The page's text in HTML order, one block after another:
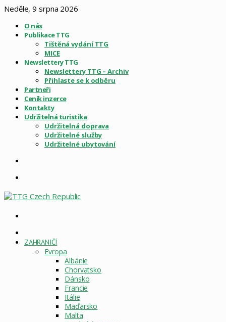
Neděle, 9 srpna 2026
O nás
Publikace TTG
Tištěná vydání TTG
MICE
Newslettery TTG
Newslettery TTG – Archiv
Přihlaste se k odběru
Partneři
Ceník inzerce
Kontakty
Udržitelná turistika
Udržitelná doprava
Udržitelné služby
Udržitelné ubytování
STRÁNKA
ZAHRANIČÍ
Evropa
Albánie
Chorvatsko
Dánsko
Francie
Itálie
Maďarsko
Malta